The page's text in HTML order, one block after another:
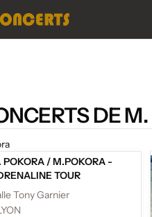
DE
POKORA /M.POKORA -
TOUR
Tony Garnier